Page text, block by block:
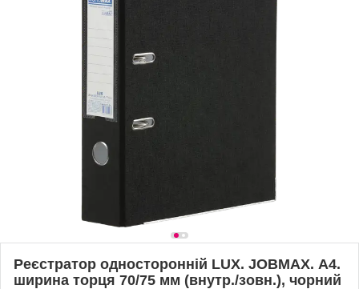
Реєстратор односторонній LUX. JOBMAX. А4.
ширина торця 70/75 мм (внутр./зовн.), чорний